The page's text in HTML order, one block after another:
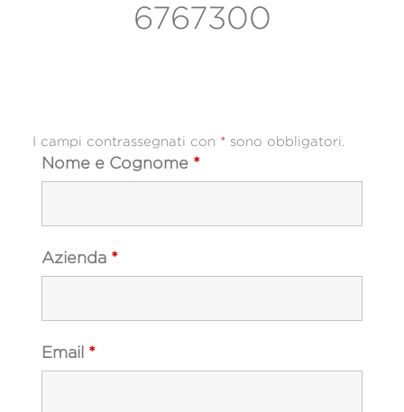
6767300
I campi contrassegnati con * sono obbligatori.
Nome e Cognome *
Azienda *
Email *